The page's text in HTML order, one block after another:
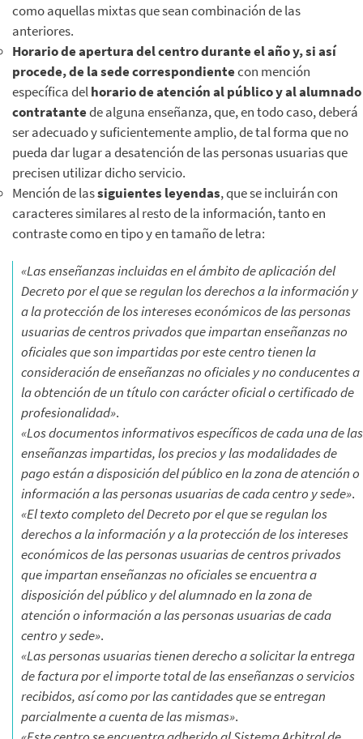
como aquellas mixtas que sean combinación de las
anteriores.
Horario de apertura del centro durante el año y, si así
procede, de la sede correspondientecon mención
específica delhorario de atención al público y al alumnado
contratantede alguna enseñanza, que, en todo caso, deberá
ser adecuado y suficientemente amplio, de tal forma que no
pueda dar lugar a desatención de las personas usuarias que
precisen utilizar dicho servicio.
Mención de lassiguientes leyendas, que se incluirán con
caracteres similares al resto de la información, tanto en
contraste como en tipo y en tamaño de letra:
«Las enseñanzas incluidas en el ámbito de aplicación del
Decreto por el que se regulan los derechos a la información y
a la protección de los intereses económicos de las personas
usuarias de centros privados que impartan enseñanzas no
oficiales que son impartidas por este centro tienen la
consideración de enseñanzas no oficiales y no conducentes a
la obtención de un título con carácter oficial o certificado de
profesionalidad».
«Los documentos informativos específicos de cada una de las
enseñanzas impartidas, los precios y las modalidades de
pago están a disposición del público en la zona de atención o
información a las personas usuarias de cada centro y sede».
«El texto completo del Decreto por el que se regulan los
derechos a la información y a la protección de los intereses
económicos de las personas usuarias de centros privados
que impartan enseñanzas no oficiales se encuentra a
disposición del público y del alumnado en la zona de
atención o información a las personas usuarias de cada
centro y sede».
«Las personas usuarias tienen derecho a solicitar la entrega
de factura por el importe total de las enseñanzas o servicios
recibidos, así como por las cantidades que se entregan
parcialmente a cuenta de las mismas».